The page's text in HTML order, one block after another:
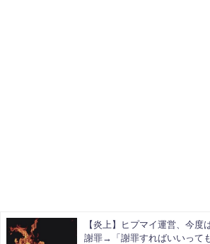
【炎上】ヒプマイ運営、今度
謝罪→「謝罪すればいいって